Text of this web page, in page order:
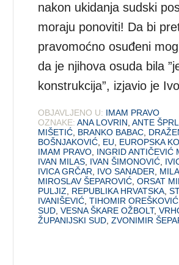
nakon ukidanja sudski
moraju ponoviti! Da bi
pravomoćno osuđeni
da je njihova osuda bila
konstrukcija”, izjavio je
OBJAVLJENO U: IMAM PRAVO
OZNAKE: ANA LOVRIN,ANTE
MIŠETIĆ, BRANKO BABAC,
BOŠNJAKOVIĆ, EU, EUROPSKA
IMAM PRAVO, INGRID ANTIČEVIĆ
IVAN MILAS, IVAN ŠIMONOVIĆ,
IVICA GRČAR, IVO SANADER,
MIROSLAV ŠEPAROVIĆ,ORSAT
PULJIZ, REPUBLIKA HRVATSKA,
IVANIŠEVIĆ,TIHOMIR OREŠKOVIĆ
SUD,VESNA ŠKARE OŽBOLT,
ŽUPANIJSKI SUD,ZVONIMIR